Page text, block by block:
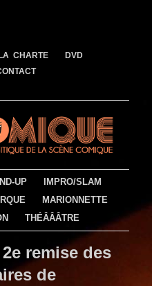
LA CHARTE
DVD
UP
IMPRO/SLAM
MARIONNETTE
THÉÂÂÂTRE
2e remise des
de